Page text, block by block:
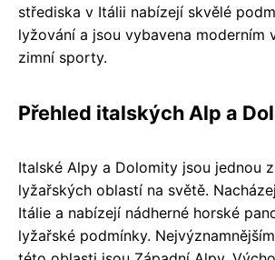
střediska v Itálii nabízejí skvělé
lyžování a jsou vybavena moderním
zimní sporty.
Přehled italských Alp a
Italské Alpy a Dolomity jsou jednou
lyžařských oblastí na světě.
Itálie a nabízejí nádherné horské
lyžařské podmínky.